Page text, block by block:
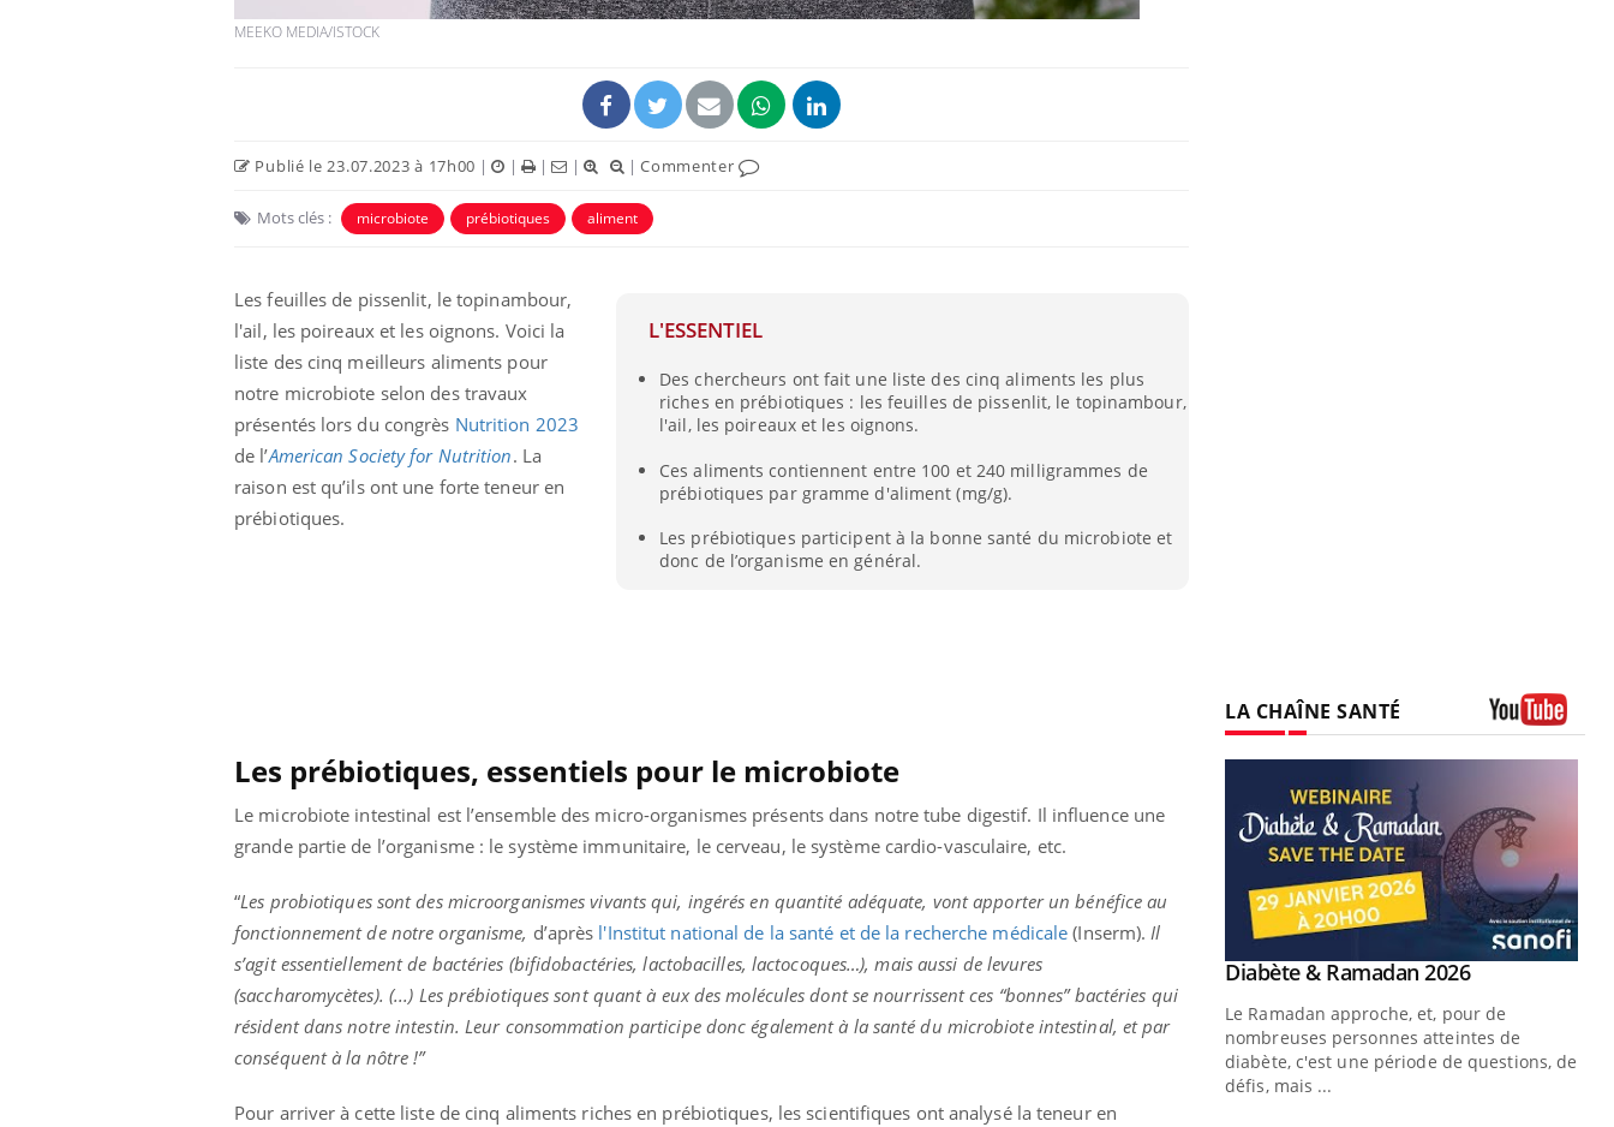
MEEKO MEDIA/ISTOCK
Publié le 23.07.2023 à 17h00 | | | | |Commenter
Mots clés : microbiote prébiotiques aliment
L'ESSENTIEL
Des chercheurs ont fait une liste des cinq aliments les plus
riches en prébiotiques : les feuilles de pissenlit, le topinambour,
l'ail, les poireaux et les oignons.
Ces aliments contiennent entre 100 et 240 milligrammes de
prébiotiques par gramme d'aliment (mg/g).
Les prébiotiques participent à la bonne santé du microbiote et
donc de l’organisme en général.
Les feuilles de pissenlit, le topinambour,
l'ail, les poireaux et les oignons. Voici la
liste des cinq meilleurs aliments pour
notre microbiote selon des travaux
présentés lors du congrès Nutrition 2023
de l’American Society for Nutrition. La
raison est qu’ils ont une forte teneur en
prébiotiques.
Les prébiotiques, essentiels pour le microbiote
Le microbiote intestinal est l’ensemble des micro-organismes présents dans notre tube digestif. Il influence une
grande partie de l’organisme : le système immunitaire, le cerveau, le système cardio-vasculaire, etc.
“Les probiotiques sont des microorganismes vivants qui, ingérés en quantité adéquate, vont apporter un bénéfice au
fonctionnement de notre organisme, d’après l'Institut national de la santé et de la recherche médicale (Inserm). Il
s’agit essentiellement de bactéries (bifidobactéries, lactobacilles, lactocoques…), mais aussi de levures
(saccharomycètes). (...) Les prébiotiques sont quant à eux des molécules dont se nourrissent ces “bonnes” bactéries qui
résident dans notre intestin. Leur consommation participe donc également à la santé du microbiote intestinal, et par
conséquent à la nôtre !”
Pour arriver à cette liste de cinq aliments riches en prébiotiques, les scientifiques ont analysé la teneur en
LA CHAÎNE SANTÉ
Insuline & Charge mentale : et si on
osait en parler??Youtube
En 2026, l'insuline dans le diabète de type 2
reste entourée d'idées reçues chez les
Youtube
Eczéma Chronique des Mains : se
préparer pour l’été !Youtube
L'été arrive… et avec lui, un tout nouveau
sont ...
Youtube
Diabète & Ramadan 2026Youtube
Le Ramadan approche, et, pour de
nombreuses personnes atteintes de
diabète, c'est une période de questions, de
défis, mais ...
Youtube
Un « jumeau numérique » pour
préventive Youtube
Un établissement lié à un groupe
mutualiste innove en matière de bilan de